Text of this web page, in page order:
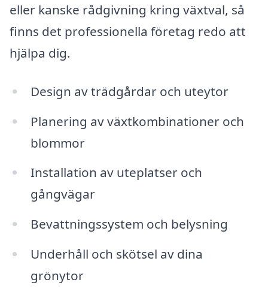
eller kanske rådgivning kring växtval, så
finns det professionella företag redo att
hjälpa dig.
Design av trädgårdar och uteytor
Planering av växtkombinationer och
blommor
Installation av uteplatser och
gångvägar
Bevattningssystem och belysning
Underhåll och skötsel av dina
grönytor